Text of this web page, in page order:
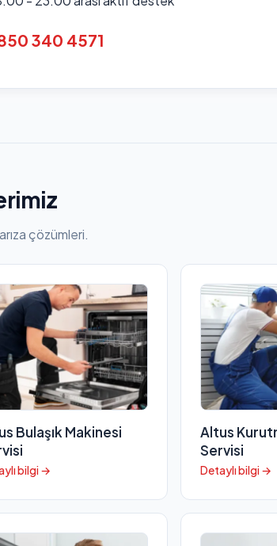
340 4571
çözümleri.
Bulaşık Makinesi
bilgi →
Altus
Servisi
Detaylı bilgi →